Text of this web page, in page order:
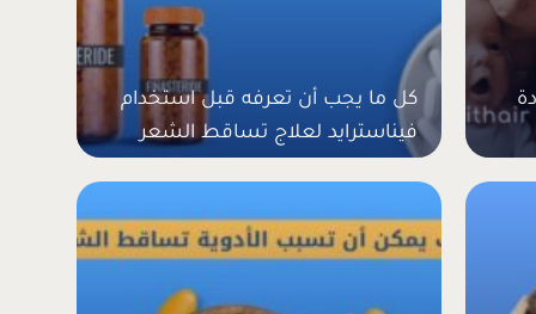
كل ما يجب أن تعرفه قبل استخدام
فيناسترايد لعلاج تساقط الشعر